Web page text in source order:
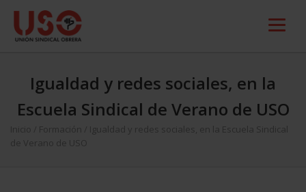
Igualdad y redes sociales, en la
Escuela Sindical de Verano de USO
Inicio Formación
Igualdad y redes sociales, en la Escuela Sindical
de Verano de USO